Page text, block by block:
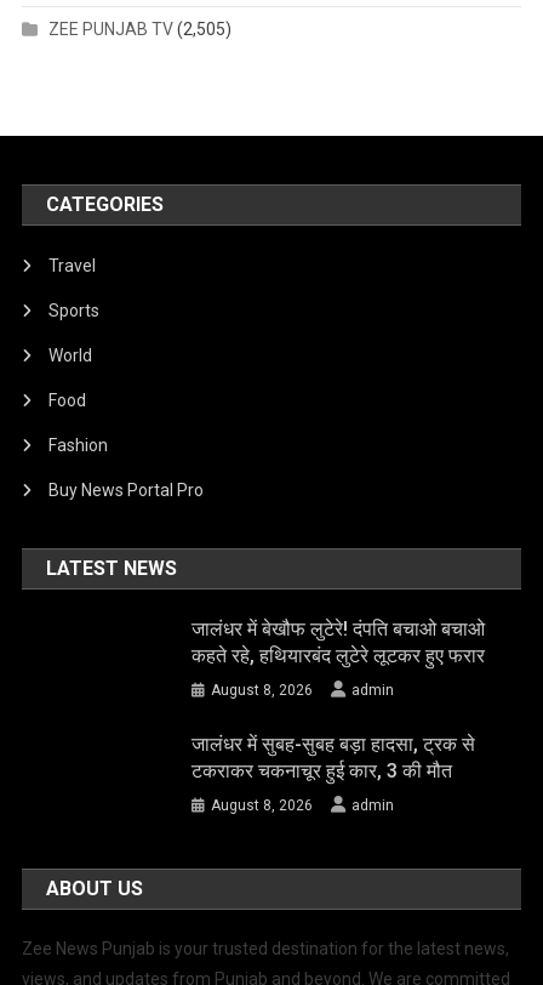
ZEE PUNJAB TV(2,505)
CATEGORIES
Travel
Sports
World
Food
Fashion
Buy News Portal Pro
LATEST NEWS
जालंधर में बेखौफ लुटेरे! दंपति बचाओ बचाओ
कहते रहे, हथियारबंद लुटेरे लूटकर हुए फरार
August 8, 2026 admin
जालंधर में सुबह-सुबह बड़ा हादसा, ट्रक से
टकराकर चकनाचूर हुई कार, 3 की मौत
August 8, 2026 admin
ABOUT US
Zee News Punjab is your trusted destination for the latest news,
views, and updates from Punjab and beyond. We are committed